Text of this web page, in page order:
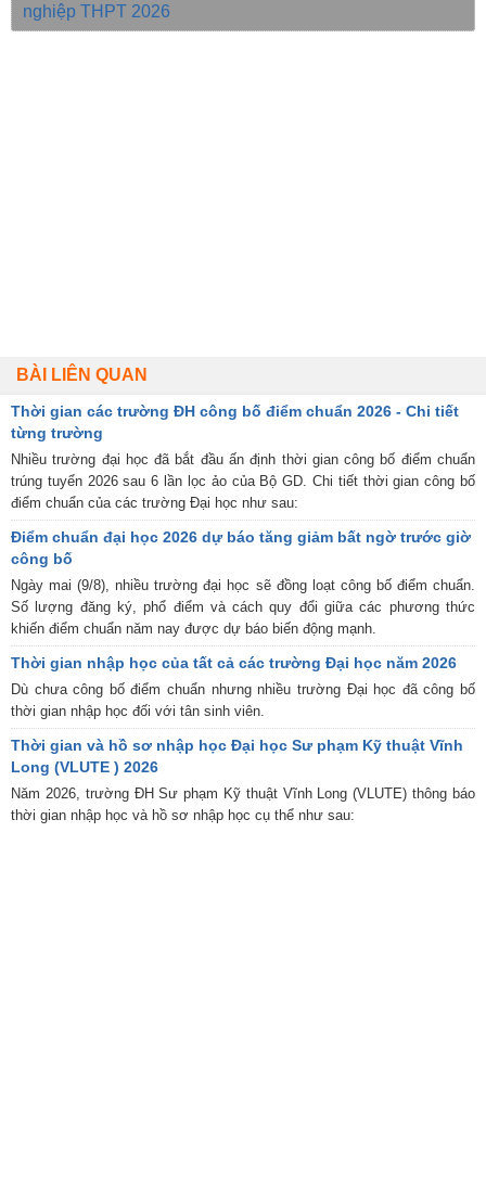
nghiệp THPT 2026
BÀI LIÊN QUAN
Thời gian các trường ĐH công bố điểm chuẩn 2026 - Chi tiết
từng trường
Nhiều trường đại học đã bắt đầu ấn định thời gian công bố điểm chuẩn
trúng tuyển 2026 sau 6 lần lọc ảo của Bộ GD. Chi tiết thời gian công bố
điểm chuẩn của các trường Đại học như sau:
Điểm chuẩn đại học 2026 dự báo tăng giảm bất ngờ trước giờ
công bố
Ngày mai (9/8), nhiều trường đại học sẽ đồng loạt công bố điểm chuẩn.
Số lượng đăng ký, phổ điểm và cách quy đổi giữa các phương thức
khiến điểm chuẩn năm nay được dự báo biến động mạnh.
Thời gian nhập học của tất cả các trường Đại học năm 2026
Dù chưa công bố điểm chuẩn nhưng nhiều trường Đại học đã công bố
thời gian nhập học đối với tân sinh viên.
Thời gian và hồ sơ nhập học Đại học Sư phạm Kỹ thuật Vĩnh
Long (VLUTE ) 2026
Năm 2026, trường ĐH Sư phạm Kỹ thuật Vĩnh Long (VLUTE) thông báo
thời gian nhập học và hồ sơ nhập học cụ thể như sau: